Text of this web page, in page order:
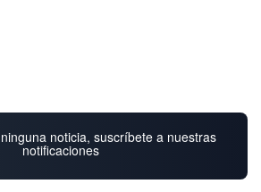
noticia, suscríbete a nuestras
notificaciones